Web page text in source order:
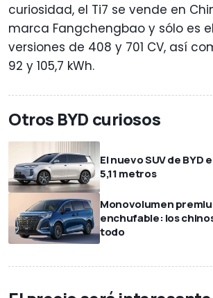
curiosidad, el Ti7 se vende en
marca Fangchengbao y sólo es
versiones de 408 y 701 CV, así
92 y 105,7 kWh.
Otros BYD curiosos
El nuevo SUV de BYD
5,11 metros
Monovolumen
enchufable: los
todo